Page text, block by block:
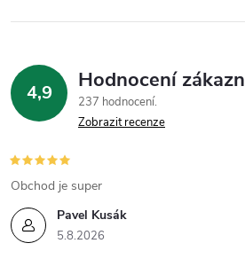
4,9 Hodnocení
237 hodnocení
Zobrazit recenze
Pavel Kusák
5.8.2026
Obchod je super